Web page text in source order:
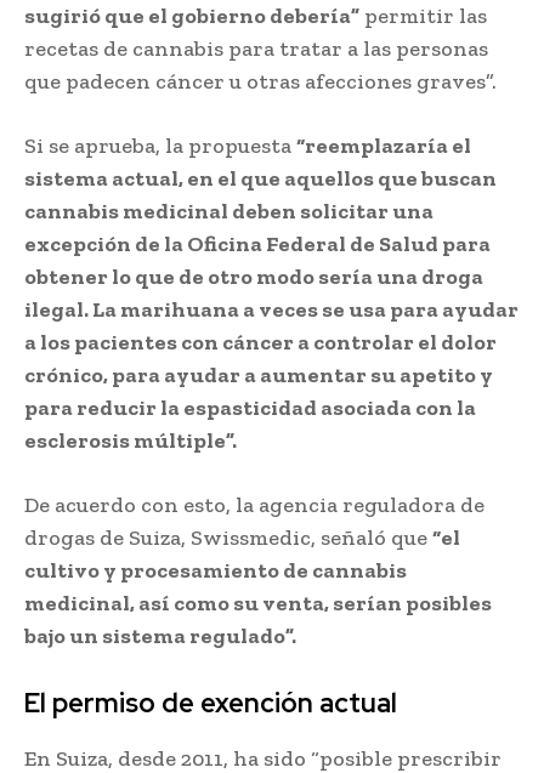
sugirió que el gobierno debería” permitir las
recetas de cannabis para tratar a las personas
que padecen cáncer u otras afecciones graves”.
Si se aprueba, la propuesta“reemplazaría el
sistema actual, en el que aquellos que buscan
cannabis medicinal deben solicitar una
excepción de la Oficina Federal de Salud para
obtener lo que de otro modo sería una droga
ilegal. La marihuana a veces se usa para ayudar
a los pacientes con cáncer a controlar el dolor
crónico, para ayudar a aumentar su apetito y
para reducir la espasticidad asociada con la
esclerosis múltiple”.
De acuerdo con esto, la agencia reguladora de
drogas de Suiza, Swissmedic, señaló que“el
cultivo y procesamiento de cannabis
medicinal, así como su venta, serían posibles
bajo un sistema regulado”.
El permiso de exención actual
En Suiza, desde 2011, ha sido “posible prescribir